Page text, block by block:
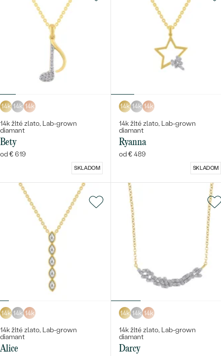
14k 14k 14k
14k žlté zlato, Lab-grown
diamant
Bety
od € 619
SKLADOM
14k 14k 14k
14k žlté zlato, Lab-grown
diamant
Ryanna
od € 489
SKLADOM
14k 14k 14k
14k žlté zlato, Lab-grown
diamant
Alice
14k 14k 14k
14k žlté zlato, Lab-grown
diamant
Darcy